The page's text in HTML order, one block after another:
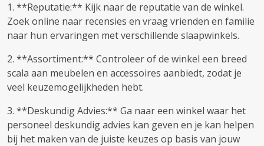
1. **Reputatie:** Kijk naar de reputatie van de winkel.
Zoek online naar recensies en vraag vrienden en familie
naar hun ervaringen met verschillende slaapwinkels.
2. **Assortiment:** Controleer of de winkel een breed
scala aan meubelen en accessoires aanbiedt, zodat je
veel keuzemogelijkheden hebt.
3. **Deskundig Advies:** Ga naar een winkel waar het
personeel deskundig advies kan geven en je kan helpen
bij het maken van de juiste keuzes op basis van jouw